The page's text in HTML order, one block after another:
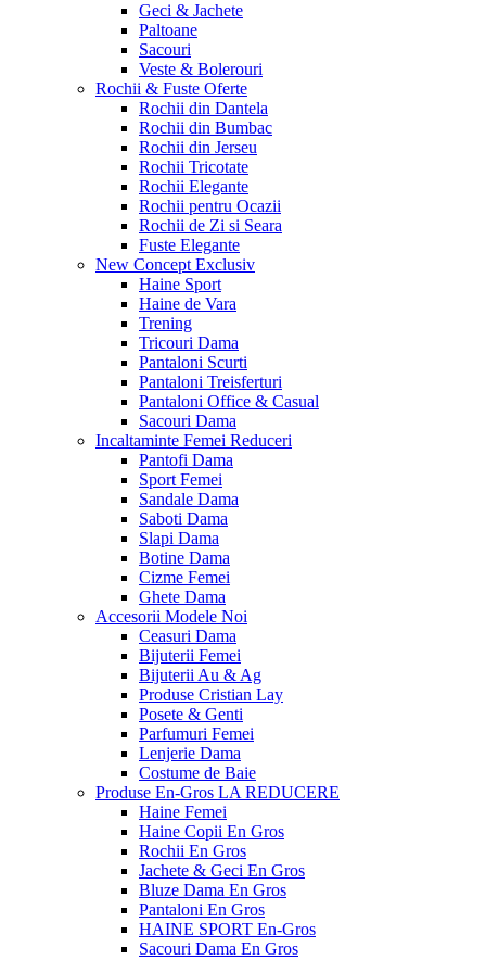
Geci & Jachete
Paltoane
Sacouri
Veste & Bolerouri
Rochii & Fuste Oferte
Rochii din Dantela
Rochii din Bumbac
Rochii din Jerseu
Rochii Tricotate
Rochii Elegante
Rochii pentru Ocazii
Rochii de Zi si Seara
Fuste Elegante
New Concept Exclusiv
Haine Sport
Haine de Vara
Trening
Tricouri Dama
Pantaloni Scurti
Pantaloni Treisferturi
Pantaloni Office & Casual
Sacouri Dama
Incaltaminte Femei Reduceri
Pantofi Dama
Sport Femei
Sandale Dama
Saboti Dama
Slapi Dama
Botine Dama
Cizme Femei
Ghete Dama
Accesorii Modele Noi
Ceasuri Dama
Bijuterii Femei
Bijuterii Au & Ag
Produse Cristian Lay
Posete & Genti
Parfumuri Femei
Lenjerie Dama
Costume de Baie
Produse En-Gros LA REDUCERE
Haine Femei
Haine Copii En Gros
Rochii En Gros
Jachete & Geci En Gros
Bluze Dama En Gros
Pantaloni En Gros
HAINE SPORT En-Gros
Sacouri Dama En Gros